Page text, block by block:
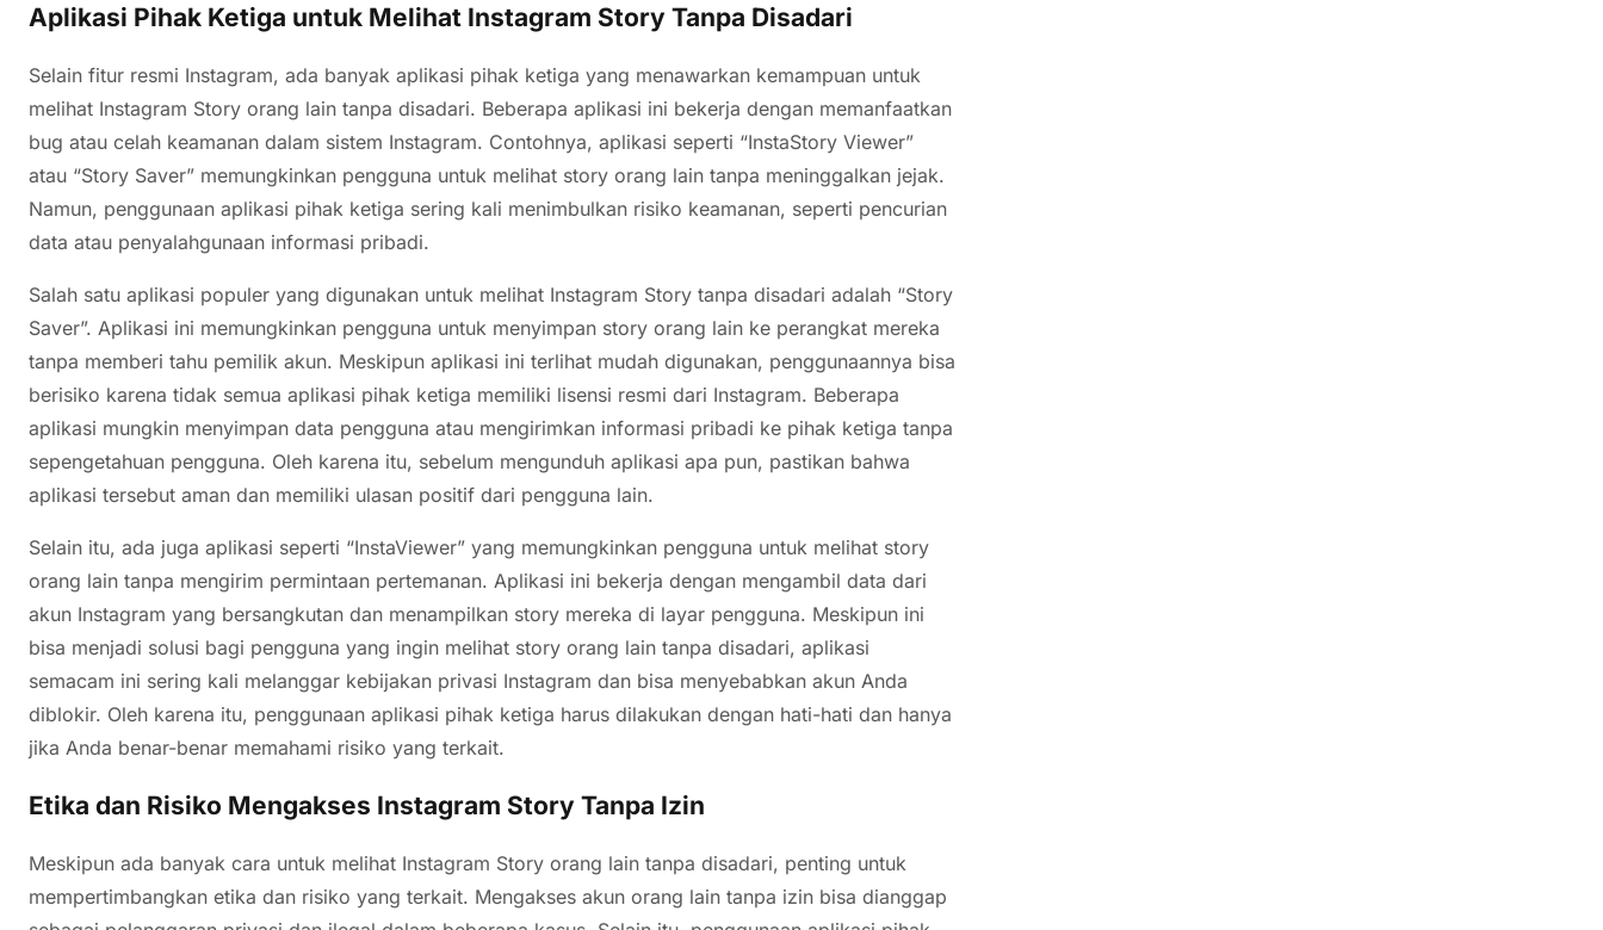
Aplikasi Pihak Ketiga untuk Melihat Instagram Story Tanpa Disadari
Selain fitur resmi Instagram, ada banyak aplikasi pihak ketiga yang menawarkan kemampuan untuk
melihat Instagram Story orang lain tanpa disadari. Beberapa aplikasi ini bekerja dengan memanfaatkan
bug atau celah keamanan dalam sistem Instagram. Contohnya, aplikasi seperti “InstaStory Viewer”
atau “Story Saver” memungkinkan pengguna untuk melihat story orang lain tanpa meninggalkan jejak.
Namun, penggunaan aplikasi pihak ketiga sering kali menimbulkan risiko keamanan, seperti pencurian
data atau penyalahgunaan informasi pribadi.
Salah satu aplikasi populer yang digunakan untuk melihat Instagram Story tanpa disadari adalah “Story
Saver”. Aplikasi ini memungkinkan pengguna untuk menyimpan story orang lain ke perangkat mereka
tanpa memberi tahu pemilik akun. Meskipun aplikasi ini terlihat mudah digunakan, penggunaannya bisa
berisiko karena tidak semua aplikasi pihak ketiga memiliki lisensi resmi dari Instagram. Beberapa
aplikasi mungkin menyimpan data pengguna atau mengirimkan informasi pribadi ke pihak ketiga tanpa
sepengetahuan pengguna. Oleh karena itu, sebelum mengunduh aplikasi apa pun, pastikan bahwa
aplikasi tersebut aman dan memiliki ulasan positif dari pengguna lain.
Selain itu, ada juga aplikasi seperti “InstaViewer” yang memungkinkan pengguna untuk melihat story
orang lain tanpa mengirim permintaan pertemanan. Aplikasi ini bekerja dengan mengambil data dari
akun Instagram yang bersangkutan dan menampilkan story mereka di layar pengguna. Meskipun ini
bisa menjadi solusi bagi pengguna yang ingin melihat story orang lain tanpa disadari, aplikasi
semacam ini sering kali melanggar kebijakan privasi Instagram dan bisa menyebabkan akun Anda
diblokir. Oleh karena itu, penggunaan aplikasi pihak ketiga harus dilakukan dengan hati-hati dan hanya
jika Anda benar-benar memahami risiko yang terkait.
Etika dan Risiko Mengakses Instagram Story Tanpa Izin
Meskipun ada banyak cara untuk melihat Instagram Story orang lain tanpa disadari, penting untuk
mempertimbangkan etika dan risiko yang terkait. Mengakses akun orang lain tanpa izin bisa dianggap